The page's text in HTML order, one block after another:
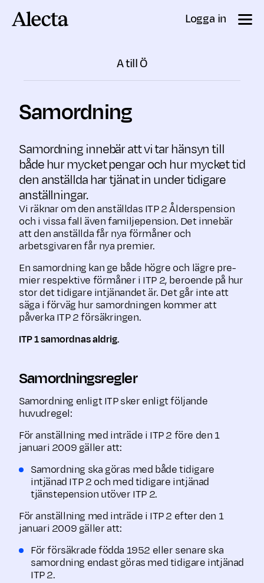
Logga in
A till Ö
Samordning
Samordning innebär att vi tar hänsyn till
både hur mycket pengar och hur mycket tid
den anställda har tjänat in under tidigare
anställningar.
Vi räknar om den anställdas ITP 2 Ålderspension
och i vissa fall även familjepension. Det innebär
att den anställda får nya förmåner och
arbetsgivaren får nya premier.
En samordning kan ge både högre och lägre pre­
mier respektive förmåner i ITP 2, beroende på hur
stor det tidigare intjänandet är. Det går inte att
säga i förväg hur samordningen kommer att
påverka ITP 2 försäkringen.
ITP 1 samordnas aldrig.
Samordningsregler
Samordning enligt ITP sker enligt följande
huvudregel:
För anställning med inträde i ITP 2 före den 1
januari 2009 gäller att:
Samordning ska göras med både tidigare
intjänad ITP 2 och med tidigare intjänad
tjänstepension utöver ITP 2.
För anställning med inträde i ITP 2 efter den 1
januari 2009 gäller att:
För försäkrade födda 1952 eller senare ska
samordning endast göras med tidigare intjänad
ITP 2.